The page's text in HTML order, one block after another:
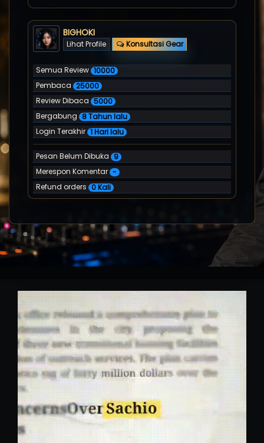
BIGHOKI
Lihat Profile Konsultasi Gear
Semua Review 10000
Pembaca 25000
Review Dibaca 5000
Bergabung 8 Tahun lalu
Login Terakhir 1 Hari lalu
Pesan Belum Dibuka 9
Merespon Komentar -
Refund orders 0 Kali